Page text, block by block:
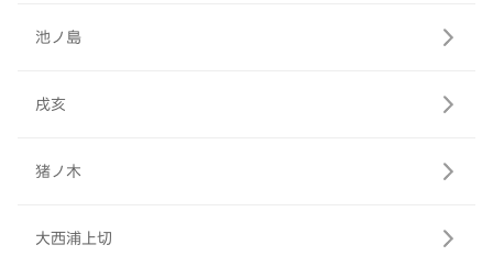
池ノ島
戌亥
猪ノ木
大西浦上切